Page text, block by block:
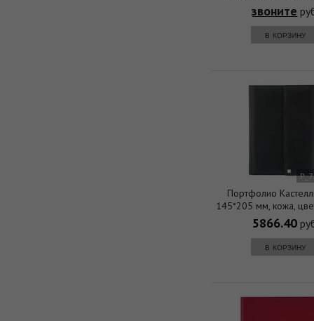
звоните
в корзину
Портфолио
145*205 мм, кожа,
серебряный
5866.40
в корзину